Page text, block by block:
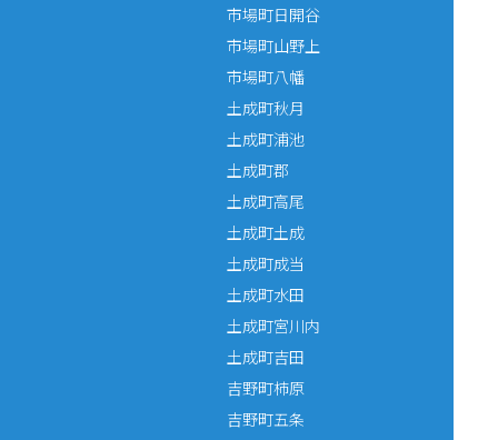
市場町日開谷
市場町山野上
市場町八幡
土成町秋月
土成町浦池
土成町郡
土成町高尾
土成町土成
土成町成当
土成町水田
土成町宮川内
土成町吉田
吉野町柿原
吉野町五条